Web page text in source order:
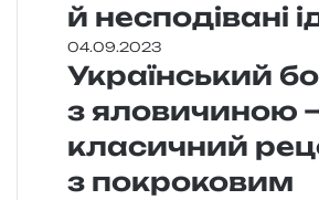
й несподівані
04.09.2023
Український
з яловичиною
класичний
з покроковим